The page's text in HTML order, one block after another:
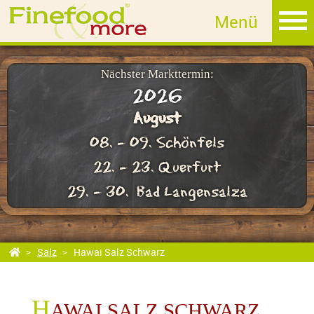
MET
Fruchtlikör
Edelbrand
Rum
Essig
Öl
Salz
Meersalz von der afrikanischen Küste, Handgeschöpft, einzigartige
Nächster Markttermin:
2026
August
08. - 09. Schönfels
22. - 23. Querfurt
29. - 30. Bad Langensalza
Salz Hawai Salz Schwarz